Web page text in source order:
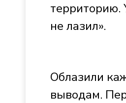
территорию.
не лазил».
Облазили
выводам.